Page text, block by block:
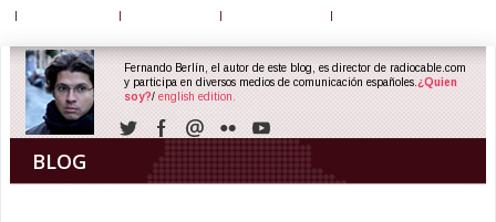
BLOG
Fernando Berlín, el autor de este blog, es director de radiocable.com
y participa en diversos medios de comunicación españoles. ¿Quien
soy?/ english edition.